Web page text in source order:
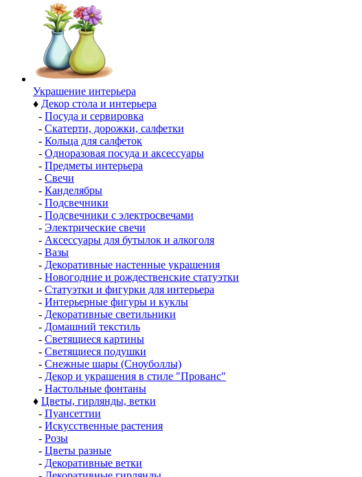
Украшение интерьера
♦ Декор стола и интерьера
- Посуда и сервировка
- Скатерти, дорожки, салфетки
- Кольца для салфеток
- Одноразовая посуда и аксессуары
- Предметы интерьера
- Свечи
- Канделябры
- Подсвечники
- Подсвечники с электросвечами
- Электрические свечи
- Аксессуары для бутылок и алкоголя
- Вазы
- Декоративные настенные украшения
- Новогодние и рождественские статуэтки
- Статуэтки и фигурки для интерьера
- Интерьерные фигуры и куклы
- Декоративные светильники
- Домашний текстиль
- Светящиеся картины
- Светящиеся подушки
- Снежные шары (Сноуболлы)
- Декор и украшения в стиле "Прованс"
- Настольные фонтаны
♦ Цветы, гирлянды, ветки
- Пуансеттии
- Искусственные растения
- Розы
- Цветы разные
- Декоративные ветки